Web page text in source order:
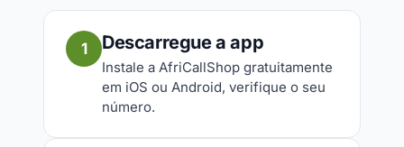
1 Descarregue a app
Instale a AfriCallShop gratuitamente
em iOS ou Android, verifique o seu
número.